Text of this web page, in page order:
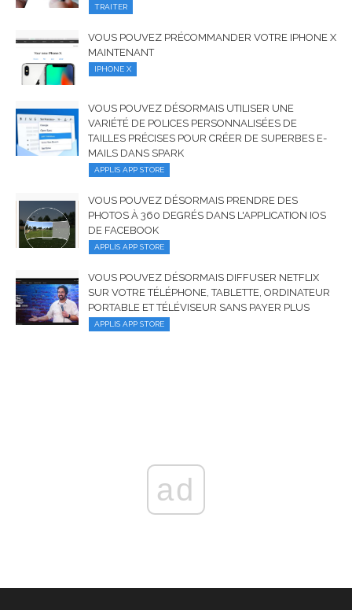
TRAITER
VOUS POUVEZ PRÉCOMMANDER VOTRE IPHONE X
MAINTENANT
IPHONE X
VOUS POUVEZ DÉSORMAIS UTILISER UNE
VARIÉTÉ DE POLICES PERSONNALISÉES DE
TAILLES PRÉCISES POUR CRÉER DE SUPERBES E-
MAILS DANS SPARK
APPLIS APP STORE
VOUS POUVEZ DÉSORMAIS PRENDRE DES
PHOTOS À 360 DEGRÉS DANS L'APPLICATION IOS
DE FACEBOOK
APPLIS APP STORE
VOUS POUVEZ DÉSORMAIS DIFFUSER NETFLIX
SUR VOTRE TÉLÉPHONE, TABLETTE, ORDINATEUR
PORTABLE ET TÉLÉVISEUR SANS PAYER PLUS
APPLIS APP STORE
ad